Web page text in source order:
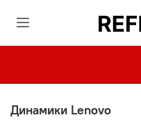
Динамики Lenovo